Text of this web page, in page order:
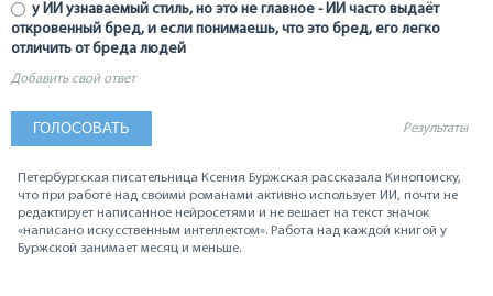
у ИИ узнаваемый стиль, но это не главное - ИИ часто выдаёт
откровенный бред, и если понимаешь, что это бред, его легко
отличить от бреда людей
Добавить свой ответ
Результаты
Петербургская писательница Ксения Буржская рассказала Кинопоиску,
что при работе над своими романами активно использует ИИ, почти не
редактирует написанное нейросетями и не вешает на текст значок
«написано искусственным интеллектом». Работа над каждой книгой у
Буржской занимает месяц и меньше.